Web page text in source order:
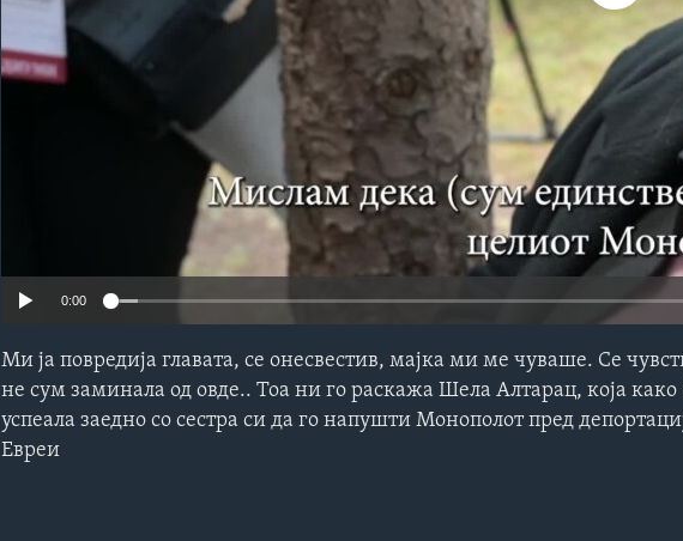
0:00
Ми ја повредија главата, се онесвестив, мајка ми ме чуваше. Се
не сум заминала од овде.. Тоа ни го раскажа Шела Алтарац, која
успеала заедно со сестра си да го напушти Монополот пред
Евреи